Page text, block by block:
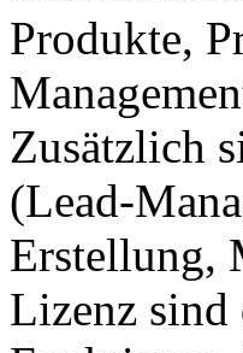
Produkte,
Zusätzlich
(Lead-
Erstellung,
Lizenz sind